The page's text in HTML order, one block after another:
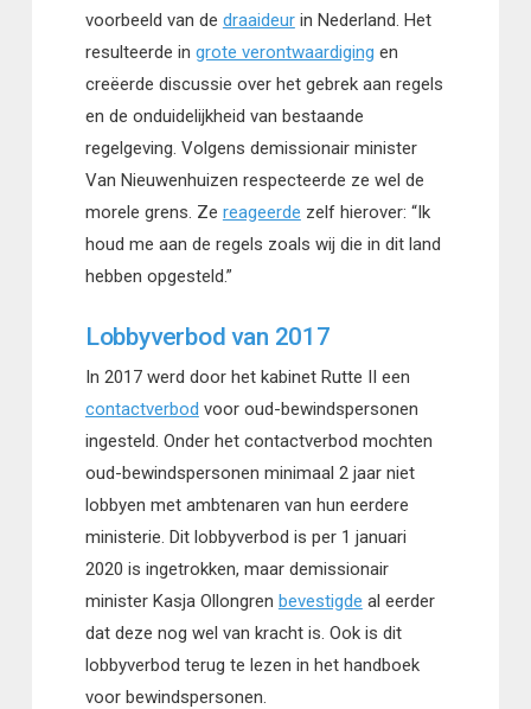
voorbeeld van de draaideurin Nederland. Het
resulteerde in grote verontwaardiging en
creëerde discussie over het gebrek aan regels
en de onduidelijkheid van bestaande
regelgeving. Volgens demissionair minister
Van Nieuwenhuizen respecteerde ze wel de
morele grens. Ze reageerde zelf hierover: “Ik
houd me aan de regels zoals wij die in dit land
hebben opgesteld.”
Lobbyverbod van 2017
In 2017 werd door het kabinet Rutte II een
contactverbod voor oud-bewindspersonen
ingesteld. Onder het contactverbod mochten
oud-bewindspersonen minimaal 2 jaar niet
lobbyen met ambtenaren van hun eerdere
ministerie. Dit lobbyverbod is per 1 januari
2020 is ingetrokken, maar demissionair
minister Kasja Ollongren bevestigde al eerder
dat deze nog wel van kracht is. Ook is dit
lobbyverbod terug te lezen in het handboek
voor bewindspersonen.